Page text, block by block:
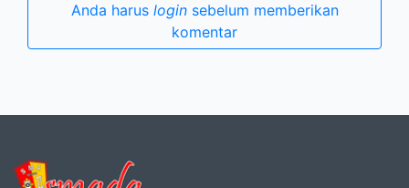
Anda harus loginsebelum memberikan
komentar